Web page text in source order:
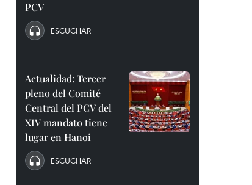
PCV
ESCUCHAR
Actualidad: Tercer
pleno del Comité
Central del PCV del
XIV mandato tiene
lugar en Hanoi
ESCUCHAR